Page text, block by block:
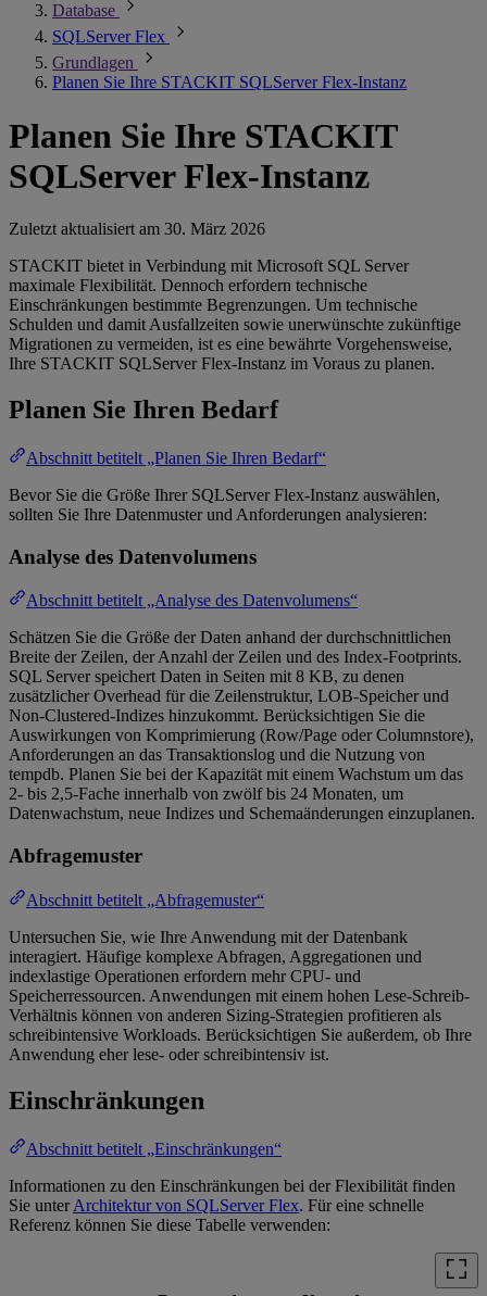
Database
SQLServer Flex
Grundlagen
Planen Sie Ihre STACKIT SQLServer Flex-Instanz
Planen Sie Ihre STACKIT
SQLServer Flex-Instanz
Zuletzt aktualisiert am 30. März 2026
STACKIT bietet in Verbindung mit Microsoft SQL Server
maximale Flexibilität. Dennoch erfordern technische
Einschränkungen bestimmte Begrenzungen. Um technische
Schulden und damit Ausfallzeiten sowie unerwünschte zukünftige
Migrationen zu vermeiden, ist es eine bewährte Vorgehensweise,
Ihre STACKIT SQLServer Flex-Instanz im Voraus zu planen.
Planen Sie Ihren Bedarf
Abschnitt betitelt „Planen Sie Ihren Bedarf“
Bevor Sie die Größe Ihrer SQLServer Flex-Instanz auswählen,
sollten Sie Ihre Datenmuster und Anforderungen analysieren:
Analyse des Datenvolumens
Abschnitt betitelt „Analyse des Datenvolumens“
Schätzen Sie die Größe der Daten anhand der durchschnittlichen
Breite der Zeilen, der Anzahl der Zeilen und des Index-Footprints.
SQL Server speichert Daten in Seiten mit 8 KB, zu denen
zusätzlicher Overhead für die Zeilenstruktur, LOB-Speicher und
Non-Clustered-Indizes hinzukommt. Berücksichtigen Sie die
Auswirkungen von Komprimierung (Row/Page oder Columnstore),
Anforderungen an das Transaktionslog und die Nutzung von
tempdb. Planen Sie bei der Kapazität mit einem Wachstum um das
2- bis 2,5-Fache innerhalb von zwölf bis 24 Monaten, um
Datenwachstum, neue Indizes und Schemaänderungen einzuplanen.
Abfragemuster
Abschnitt betitelt „Abfragemuster“
Untersuchen Sie, wie Ihre Anwendung mit der Datenbank
interagiert. Häufige komplexe Abfragen, Aggregationen und
indexlastige Operationen erfordern mehr CPU- und
Speicherressourcen. Anwendungen mit einem hohen Lese-Schreib-
Verhältnis können von anderen Sizing-Strategien profitieren als
schreibintensive Workloads. Berücksichtigen Sie außerdem, ob Ihre
Anwendung eher lese- oder schreibintensiv ist.
Einschränkungen
Abschnitt betitelt „Einschränkungen“
Informationen zu den Einschränkungen bei der Flexibilität finden
Sie unterArchitektur von SQLServer Flex. Für eine schnelle
Referenz können Sie diese Tabelle verwenden: